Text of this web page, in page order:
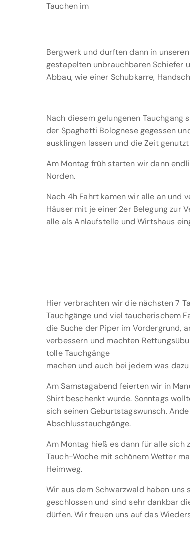
Tauchen im
Bergwerk und durften dann in
gestapelten unbrauchbaren Schiefer
Abbau, wie einer Schubkarre,
Nach diesem gelungenen
der Spaghetti Bolognese gegessen
ausklingen lassen und die Zeit
Am Montag früh starten wir dann
Norden.
Nach 4h Fahrt kamen wir alle an und
Häuser mit je einer 2er Belegung zur
alle als Anlaufstelle und Wirtshaus
Hier verbrachten wir die nächsten 7
Tauchgänge und viel taucherischem
die Suche der Piper im Vordergrund,
verbessern und machten
tolle Tauchgänge
machen und auch bei jedem was
Am Samstagabend feierten wir in
Shirt beschenkt wurde. Sonntags
sich seinen Geburtstagswunsch.
Abschlusstauchgänge.
Am Montag hieß es dann für alle sich
Tauch-Woche mit schönem Wetter
Heimweg.
Wir aus dem Schwarzwald haben
geschlossen und sind sehr dankbar
dürfen. Wir freuen uns auf das